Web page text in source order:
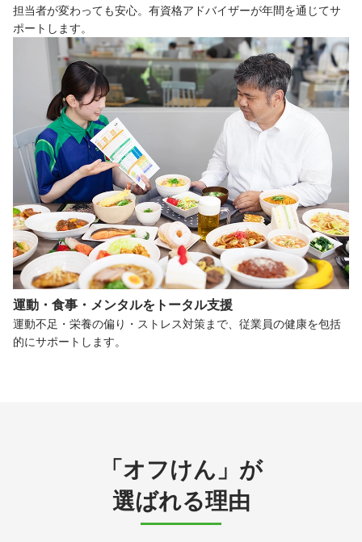
担当者が変わっても安心。有資格アドバイザーが年間を通じてサ
ポートします。
運動・食事・メンタルを トータル支援
運動不足・栄養の偏り・ストレス対策まで、従業員の健康を包括
的にサポートします。
「オフけん」が
選ばれる理由